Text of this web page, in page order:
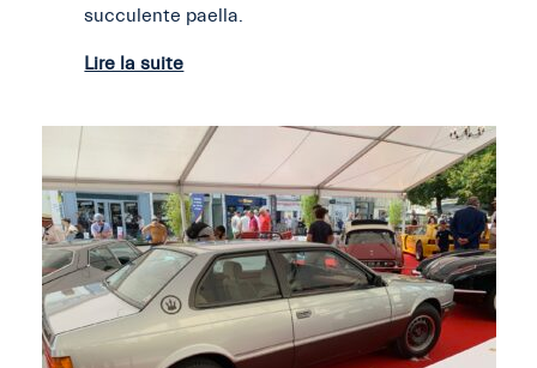
succulente paella.
Lire la suite